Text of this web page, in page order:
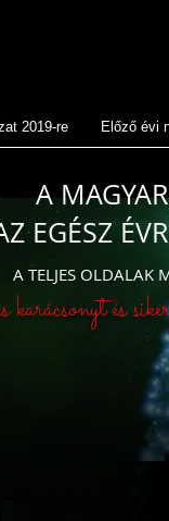
2019-re Előző évi
A
EGÉSZ
A TELJES OLDALAK
és